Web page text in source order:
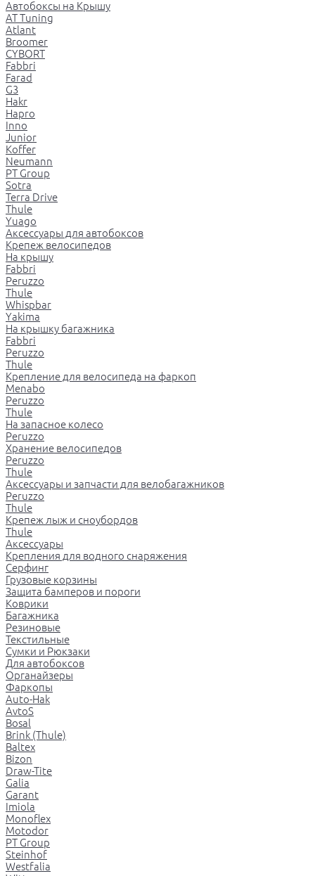
Автобоксы на Крышу
AT Tuning
Atlant
Broomer
CYBORT
Fabbri
Farad
G3
Hakr
Hapro
Inno
Junior
Koffer
Neumann
PT Group
Sotra
Terra Drive
Thule
Yuago
Аксессуары для автобоксов
Крепеж велосипедов
На крышу
Fabbri
Peruzzo
Thule
Whispbar
Yakima
На крышку багажника
Fabbri
Peruzzo
Thule
Крепление для велосипеда на фаркоп
Menabo
Peruzzo
Thule
На запасное колесо
Peruzzo
Хранение велосипедов
Peruzzo
Thule
Аксессуары и запчасти для велобагажников
Peruzzo
Thule
Крепеж лыж и сноубордов
Thule
Аксессуары
Крепления для водного снаряжения
Серфинг
Грузовые корзины
Защита бамперов и пороги
Коврики
Багажника
Резиновые
Текстильные
Сумки и Рюкзаки
Для автобоксов
Органайзеры
Фаркопы
Auto-Hak
AvtoS
Bosal
Brink (Thule)
Baltex
Bizon
Draw-Tite
Galia
Garant
Imiola
Monoflex
Motodor
PT Group
Steinhof
Westfalia